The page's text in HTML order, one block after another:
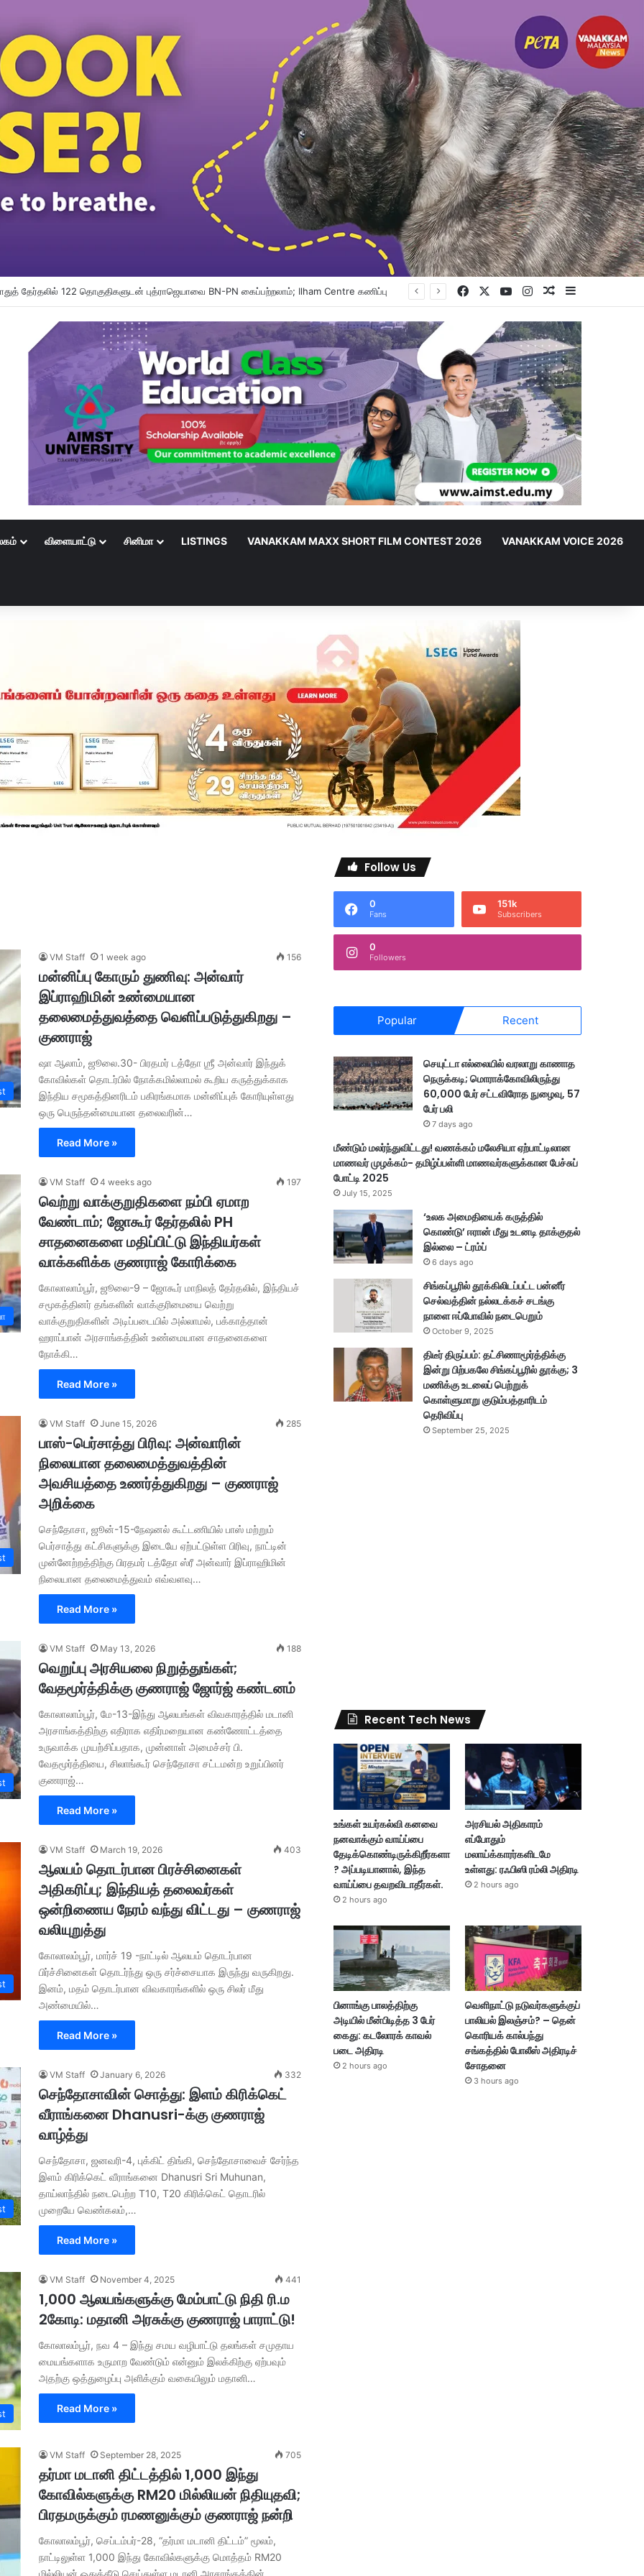
Facebook YouTubeInstagramRandom Article
விளையாட்டு சினிமா LISTINGS VANAKKAM MAXX SHORT FILM CONTEST 2026 VANAKKAM VOICE 2026
VM Staff 1 week ago 156
மன்னிப்பு கோரும் துணிவு: அன்வார்
இப்ராஹிமின் உண்மையான
தலைமைத்துவத்தை வெளிப்படுத்துகிறது –
குணராஜ்
ஷா ஆலாம், ஜூலை.30- பிரதமர் டத்தோ ஶ்ரீ அன்வார் இந்துக்
கோவில்கள் தொடர்பில் நோக்கமில்லாமல் கூறிய கருத்துக்காக
இந்திய சமூகத்தினரிடம் பகிரங்கமாக மன்னிப்புக் கோரியுள்ளது
ஒரு பெருந்தன்மையான தலைவரின்…
Read More »
VM Staff 4 weeks ago 197
வெற்று வாக்குறுதிகளை நம்பி ஏமாற
வேண்டாம்; ஜோகூர் தேர்தலில் PH
சாதனைகளை மதிப்பிட்டு இந்தியர்கள்
வாக்களிக்க குணராஜ் கோரிக்கை
கோலாலாம்பூர், ஜூலை-9 – ஜோகூர் மாநிலத் தேர்தலில், இந்தியச்
சமூகத்தினர் தங்களின் வாக்குரிமையை வெற்று
வாக்குறுதிகளின் அடிப்படையில் அல்லாமல், பக்காத்தான்
ஹராப்பான் அரசாங்கத்தின் உண்மையான சாதனைகளை
நோக்கி…
Read More »
VM Staff June 15, 2026 285
பாஸ்-பெர்சாத்து பிரிவு: அன்வாரின்
நிலையான தலைமைத்துவத்தின்
அவசியத்தை உணர்த்துகிறது – குணராஜ்
அறிக்கை
செந்தோசா, ஜூன்-15-நேஷனல் கூட்டணியில் பாஸ் மற்றும்
பெர்சாத்து கட்சிகளுக்கு இடையே ஏற்பட்டுள்ள பிரிவு, நாட்டின்
முன்னேற்றத்திற்கு பிரதமர் டத்தோ ஸ்ரீ அன்வார் இப்ராஹிமின்
நிலையான தலைமைத்துவம் எவ்வளவு…
Read More »
VM Staff May 13, 2026 188
வெறுப்பு அரசியலை நிறுத்துங்கள்;
வேதமூர்த்திக்கு குணராஜ் ஜோர்ஜ் கண்டனம்
கோலாலாம்பூர், மே-13-இந்து ஆலயங்கள் விவகாரத்தில் மடானி
அரசாங்கத்திற்கு எதிராக எதிர்மறையான கண்ணோட்டத்தை
உருவாக்க முயற்சிப்பதாக, முன்னாள் அமைச்சர் பி.
வேதமூர்த்தியை, சிலாங்கூர் செந்தோசா சட்டமன்ற உறுப்பினர்
குணராஜ்…
Read More »
VM Staff March 19, 2026 403
ஆலயம் தொடர்பான பிரச்சினைகள்
அதிகரிப்பு; இந்தியத் தலைவர்கள்
ஒன்றிணைய நேரம் வந்து விட்டது – குணராஜ்
வலியுறுத்து
கோலாலம்பூர், மார்ச் 19 -நாட்டில் ஆலயம் தொடர்பான
பிர்ச்சினைகள் தொடர்ந்து ஒரு சர்ச்சையாக இருந்து வருகிறது.
இனம், மதம் தொடர்பான விவகாரங்களில் ஒரு சிலர் மீது
அண்மையில்…
Read More »
VM Staff January 6, 2026 332
செந்தோசாவின் சொத்து: இளம் கிரிக்கெட்
வீராங்கனை Dhanusri-க்கு குணராஜ்
வாழ்த்து
செந்தோசா, ஜனவரி-4, புக்கிட் திங்கி, செந்தோசாவைச் சேர்ந்த
இளம் கிரிக்கெட் வீராங்கனை Dhanusri Sri Muhunan,
தாய்லாந்தில் நடைபெற்ற T10, T20 கிரிக்கெட் தொடரில்
முறையே வெண்கலம்,…
Read More »
VM Staff November 4, 2025 441
1,000 ஆலயங்களுக்கு மேம்பாட்டு நிதி ரி.ம
2கோடி: மதானி அரசுக்கு குணராஜ் பாராட்டு!
கோலாலம்பூர், நவ 4 – இந்து சமய வழிபாட்டு தலங்கள் சமுதாய
மையங்களாக உருமாற வேண்டும் என்னும் இலக்கிற்கு ஏற்பவும்
அதற்கு ஒத்துழைப்பு அளிக்கும் வகையிலும் மதானி…
Read More »
VM Staff September 28, 2025 705
தர்மா மடானி திட்டத்தில் 1,000 இந்து
கோவில்களுக்கு RM20 மில்லியன் நிதியுதவி;
பிரதமருக்கும் ரமணனுக்கும் குணராஜ் நன்றி
கோலாலம்பூர், செப்டம்பர்-28, “தர்மா மடானி திட்டம்” மூலம்,
நாட்டிலுள்ள 1,000 இந்து கோவில்களுக்கு மொத்தம் RM20
Follow Us
0
Fans
151k
Subscribers
0
Followers
Popular Recent
செயுட்டா எல்லையில் வரலாறு காணாத
நெருக்கடி; மொராக்கோவிலிருந்து
60,000 பேர் சட்டவிரோத நுழைவு, 57
பேர் பலி
7 days ago
மீண்டும் மலர்ந்துவிட்டது! வணக்கம் மலேசியா ஏற்பாட்டிலான
மாணவர் முழக்கம்- தமிழ்ப்பள்ளி மாணவர்களுக்கான பேச்சுப்
போட்டி 2025
July 15, 2025
‘உலக அமைதியைக் கருத்தில்
கொண்டு’ ஈரான் மீது உடனடி தாக்குதல்
இல்லை – ட்ரம்ப்
6 days ago
சிங்கப்பூரில் தூக்கிலிடப்பட்ட பன்னீர்
செல்வத்தின் நல்லடக்கச் சடங்கு
நாளை ஈப்போவில் நடைபெறும்
October 9, 2025
திடீர் திருப்பம்: தட்சிணாமூர்த்திக்கு
இன்று பிற்பகலே சிங்கப்பூரில் தூக்கு; 3
மணிக்கு உடலைப் பெற்றுக்
கொள்ளுமாறு குடும்பத்தாரிடம்
தெரிவிப்பு
September 25, 2025
Recent Tech News
உங்கள் உயர்கல்வி கனவை
நனவாக்கும் வாய்ப்பை
தேடிக்கொண்டிருக்கிறீர்களா
? அப்படியானால், இந்த
வாய்ப்பை தவறவிடாதீர்கள்.
2 hours ago
அரசியல் அதிகாரம்
எப்போதும்
மலாய்க்காரர்களிடமே
உள்ளது: ரஃபிஸி ரம்லி அதிரடி
2 hours ago
பினாங்கு பாலத்திற்கு
அடியில் மீன்பிடித்த 3 பேர்
கைது: கடலோரக் காவல்
படை அதிரடி
2 hours ago
வெளிநாட்டு நடுவர்களுக்குப்
பாலியல் இலஞ்சம்? – தென்
கொரியக் கால்பந்து
சங்கத்தில் போலீஸ் அதிரடிச்
சோதனை
3 hours ago